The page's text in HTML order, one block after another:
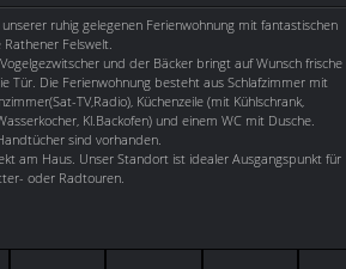
unserer ruhig gelegenen Ferienwohnung mit fantastischen
Rathener Felswelt.
und der Bäcker bringt auf Wunsch frische
Tür. Die Ferienwohnung besteht aus Schlafzimmer mit
TV,Radio), Küchenzeile (mit Kühlschrank,
Kl.Backofen) und einem WC mit Dusche.
sind vorhanden.
am Haus. Unser Standort ist idealer Ausgangspunkt für
oder Radtouren.